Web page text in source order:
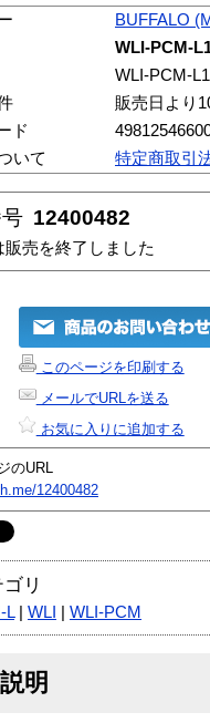
BUFFALO
WLI-PCM-
WLI-PCM-
販売日より
ド
いて
特定商取引
12400482
販売を終了しました
このページを印刷する
メールでURLを送る
お気に入りに追加する
のURL
12400482
リ
L| WLI WLI-PCM
明